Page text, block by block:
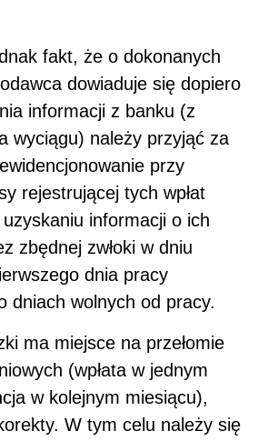
fakt, że o dokonanych
dowiaduje się dopiero
informacji z banku (z
wyciągu) należy przyjąć za
przy
rejestrującej tych wpłat
informacji o ich
zbędnej zwłoki w dniu
dnia pracy
dniach wolnych od pracy.
ma miejsce na przełomie
(wpłata w jednym
w kolejnym miesiącu),
W tym celu należy się